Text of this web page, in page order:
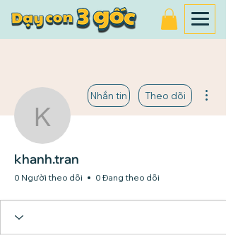
khanh.tran
Nhắn tin Theo dõi
khanh.tran
0 Người theo dõi 0 Đang theo dõi